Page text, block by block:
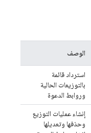
الوصف
استرداد قائمة
بالتوزيعات الحالية
وروابط الدعوة
إنشاء عمليات التوزيع
وحذفها وتعديلها